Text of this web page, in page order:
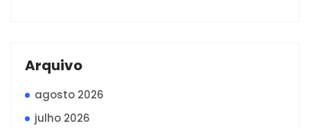
Arquivo
agosto 2026
julho 2026